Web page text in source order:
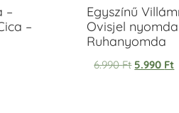
–
–
Egyszínű
Ovisjel
Ruhanyomda
6.990Ft 5.990 Ft